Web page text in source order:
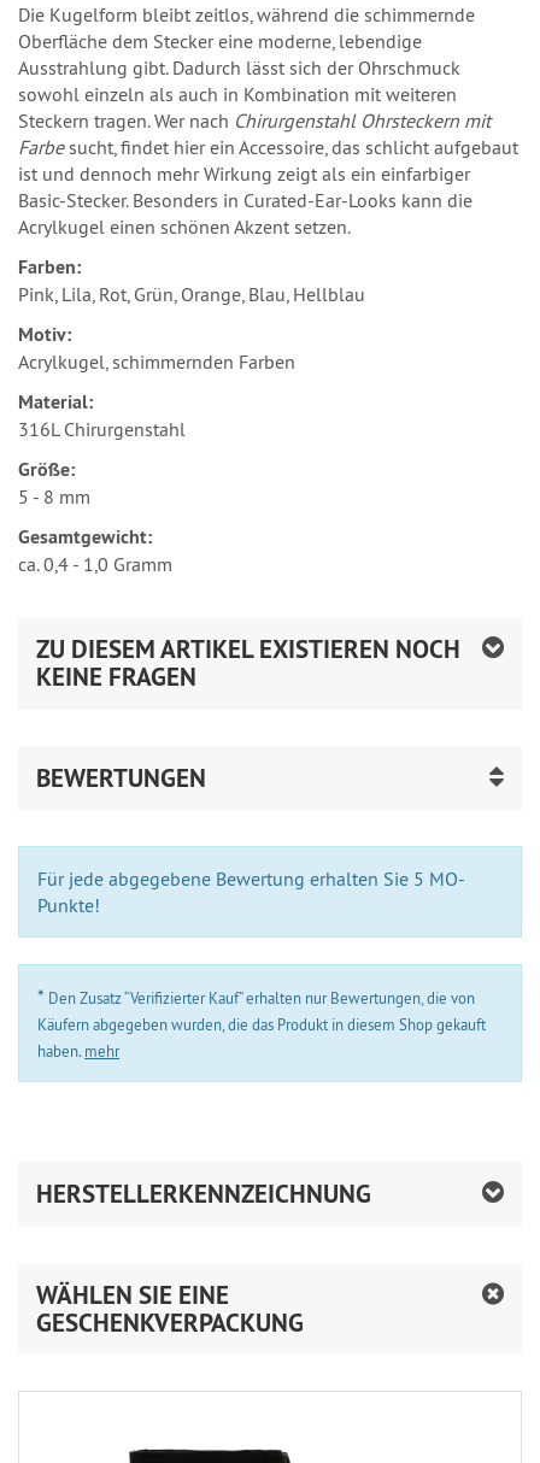
Die Kugelform bleibt zeitlos, während die schimmernde
Oberfläche dem Stecker eine moderne, lebendige
Ausstrahlung gibt. Dadurch lässt sich der Ohrschmuck
sowohl einzeln als auch in Kombination mit weiteren
Steckern tragen. Wer nach Chirurgenstahl Ohrsteckern mit
Farbesucht, findet hier ein Accessoire, das schlicht aufgebaut
ist und dennoch mehr Wirkung zeigt als ein einfarbiger
Basic-Stecker. Besonders in Curated-Ear-Looks kann die
Acrylkugel einen schönen Akzent setzen.
Farben:
Pink, Lila, Rot, Grün, Orange, Blau, Hellblau
Motiv:
Acrylkugel, schimmernden Farben
Material:
316L Chirurgenstahl
Größe:
5 - 8 mm
Gesamtgewicht:
ca. 0,4 - 1,0 Gramm
ZU DIESEM ARTIKEL EXISTIEREN NOCH
KEINE FRAGEN
BEWERTUNGEN
Für jede abgegebene Bewertung erhalten Sie 5 MO-
Punkte!
* Den Zusatz “Verifizierter Kauf” erhalten nur Bewertungen, die von
Käufern abgegeben wurden, die das Produkt in diesem Shop gekauft
haben. mehr
HERSTELLERKENNZEICHNUNG
WÄHLEN SIE EINE
GESCHENKVERPACKUNG